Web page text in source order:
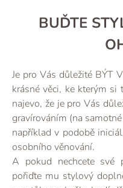
BUĎTE
Je pro Vás důležité BÝT
krásné věci, ke kterým
najevo, že je pro Vás
gravírováním (na
například v podobě
osobního věnování.
A pokud nechcete své
pořiďte mu stylový